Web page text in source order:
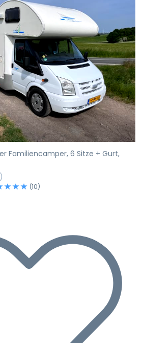
Familiencamper, 6 Sitze + Gurt,
(10)